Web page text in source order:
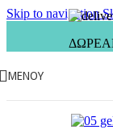
Skip to navigation
ΜΕΝΟΎ